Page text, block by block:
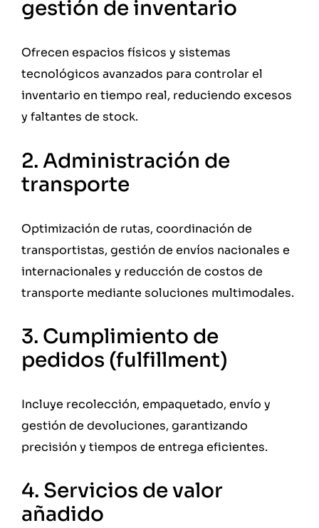
gestión de inventario
Ofrecen espacios físicos y sistemas
tecnológicos avanzados para controlar el
inventario en tiempo real, reduciendo excesos
y faltantes de stock.
2. Administración de
transporte
Optimización de rutas, coordinación de
transportistas, gestión de envíos nacionales e
internacionales y reducción de costos de
transporte mediante soluciones multimodales.
3. Cumplimiento de
pedidos (fulfillment)
Incluye recolección, empaquetado, envío y
gestión de devoluciones, garantizando
precisión y tiempos de entrega eficientes.
4. Servicios de valor
añadido